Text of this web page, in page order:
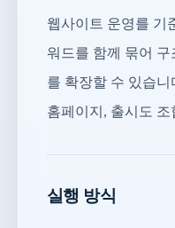
웹사이트 운영를 기
워드를 함께 묶어
를 확장할 수 있습
홈페이지, 출시도
실행 방식